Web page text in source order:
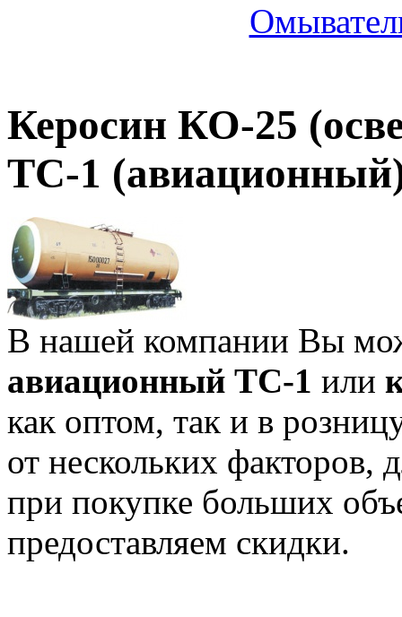
Керосин КО-25
ТС-1
В нашей компании Вы
авиационный ТС-1 или
как оптом, так и в
от нескольких факторов,
при покупке больших
предоставляем скидки.